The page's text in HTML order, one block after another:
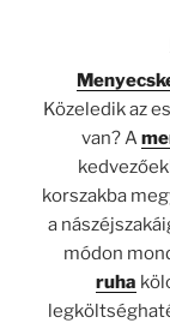
Közeledik az
van? A
korszakba
a
módon
ruha